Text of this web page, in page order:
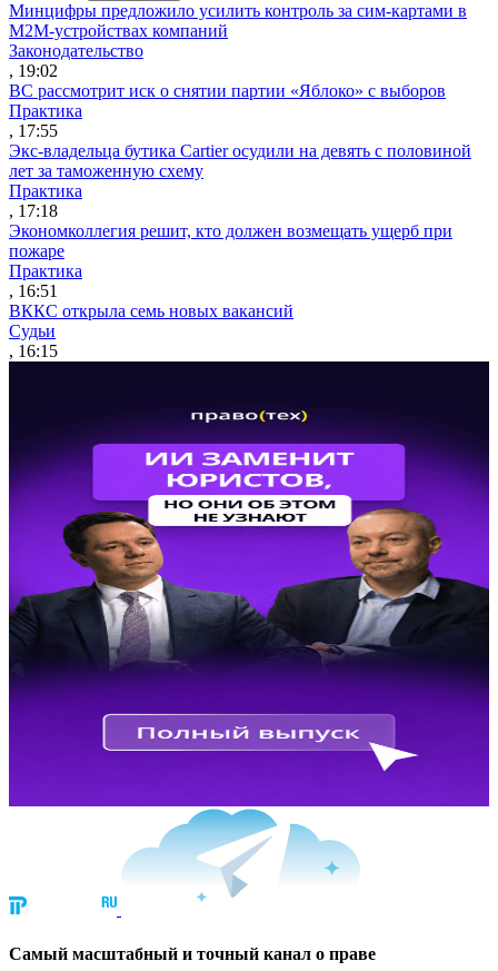
Минцифры предложило усилить контроль за сим-картами в
M2M-устройствах компаний
Законодательство
, 19:02
ВС рассмотрит иск о снятии партии «Яблоко» с выборов
Практика
, 17:55
Экс-владельца бутика Cartier осудили на девять с половиной
лет за таможенную схему
Практика
, 17:18
Экономколлегия решит, кто должен возмещать ущерб при
пожаре
Практика
, 16:51
ВККС открыла семь новых вакансий
Судьи
, 16:15
Cамый масштабный и точный канал о праве